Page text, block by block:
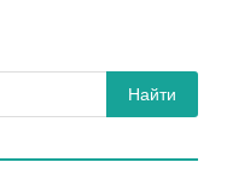
Найти